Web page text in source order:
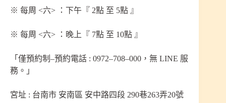
※ 每周 <六> ：下午『 2點 至 5點 』
※ 每周 <六> ：晚上『 7點 至 10點 』
「僅預約制–預約電話 : 0972–708–000，無 LINE 服
務。」
宮址 : 台南市 安南區 安中路四段 290巷263弄20號